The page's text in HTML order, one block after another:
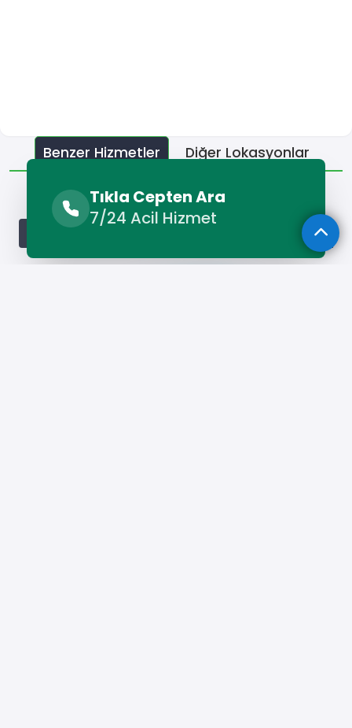
Tıkla Cepten Ara
7/24 Acil Hizmet
Benzer Hizmetler Diğer Lokasyonlar
Benzer Hizmetler
Saray